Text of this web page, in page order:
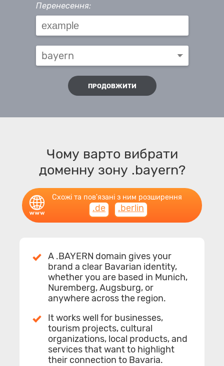
Перенесення:
ПРОДОВЖИТИ
Чому варто вибрати
доменну зону .bayern?
Схожі та пов'язані з ним розширення
.de .berlin
A .BAYERN domain gives your
brand a clear Bavarian identity,
whether you are based in Munich,
Nuremberg, Augsburg, or
anywhere across the region.
It works well for businesses,
tourism projects, cultural
organizations, local products, and
services that want to highlight
their connection to Bavaria.